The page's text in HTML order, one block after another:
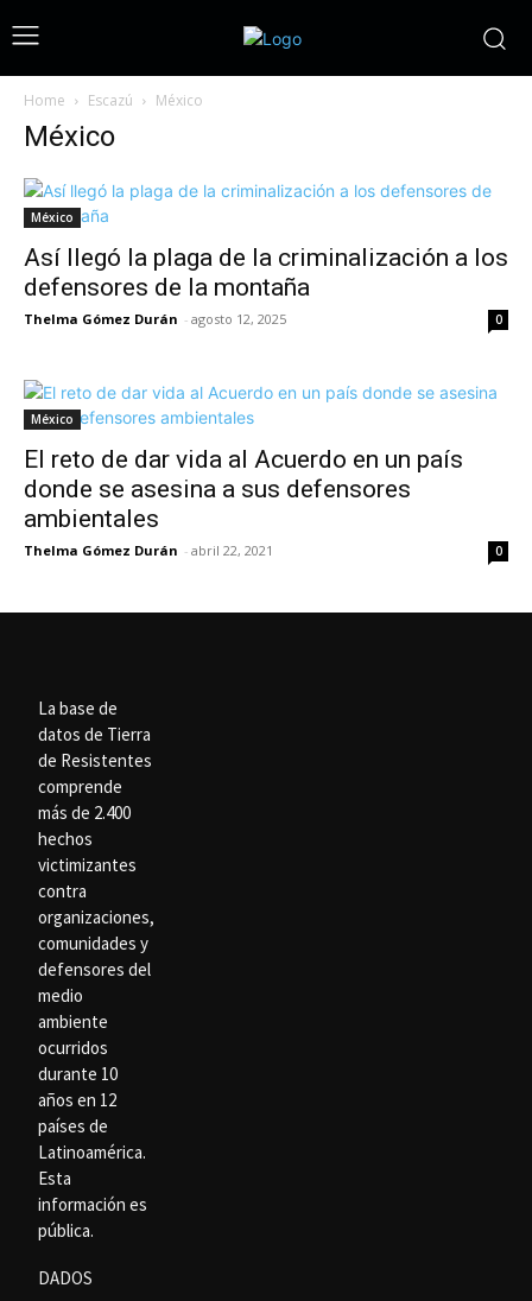
Home Escazú México
México
México
Así llegó la plaga de la criminalización a los
defensores de la montaña
Thelma Gómez Durán - agosto 12, 2025 0
México
El reto de dar vida al Acuerdo en un país
donde se asesina a sus defensores
ambientales
Thelma Gómez Durán - abril 22, 2021 0
La base de
datos de Tierra
de Resistentes
comprende
más de 2.400
hechos
victimizantes
contra
organizaciones,
comunidades y
defensores del
medio
ambiente
ocurridos
durante 10
años en 12
países de
Latinoamérica.
Esta
información es
pública.
DADOS